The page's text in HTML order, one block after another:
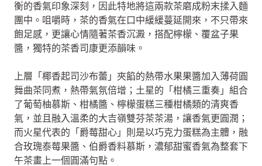
衡的香氣印象深刻，因此特地將這兩款茶磨成粉末揉入麵
團中。咀嚼時，茶的香氣在口中緩緩蔓延開來，不只帶來
飽足感，更讓心情隨著茶香沉澱，搭配檸檬、覆盆子果
醬，獨特的茶香司康更添韻味。
上層「椰香起司沙布蕾」夾餡的熱帶水果果醬加入薄荷圓
舞曲茶同煮，熱帶氣氛倍增；土星的「柑橘三重奏」組合
了葡萄柚慕斯、柑橘醬、檸檬蛋糕三種柑橘類的清爽香
氣，並且融入溫柔的大吉嶺雙芬茶茶湯，讓香氣更圓潤；
而火星代表的「爵莓甜心」則是以巧克力蛋糕為主體，融
合玫瑰泰莓果醬、伯爵香料慕斯，濃郁甜蜜香氣為整套下
午茶畫上一個圓滿句點。